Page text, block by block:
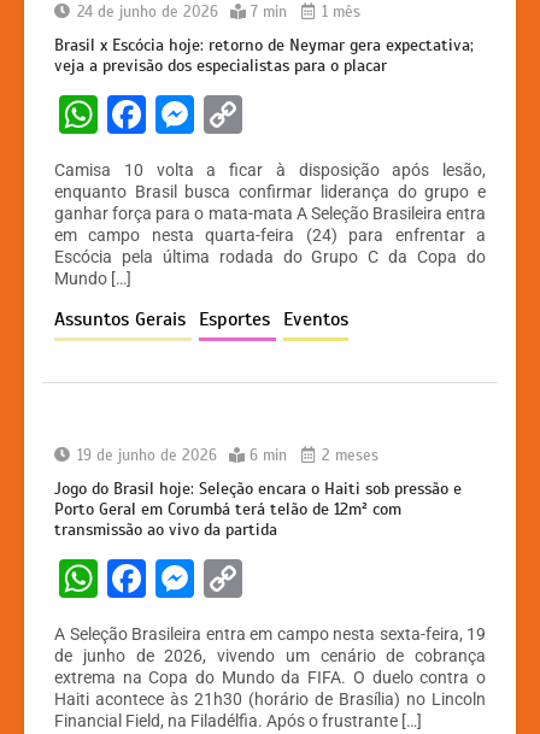
24 de junho de 2026 7 min 1 mês
Brasil x Escócia hoje: retorno de Neymar gera expectativa;
veja a previsão dos especialistas para o placar
W
at
s
A
p
p
F
c
e
b
o
o
k
M
s
s
e
n
g
er
p
y
Li
n
k
Camisa 10 volta a ficar à disposição após lesão,
enquanto Brasil busca confirmar liderança do grupo e
ganhar força para o mata-mata A Seleção Brasileira entra
em campo nesta quarta-feira (24) para enfrentar a
Escócia pela última rodada do Grupo C da Copa do
Mundo […]
Assuntos Gerais Esportes Eventos
19 de junho de 2026 6 min 2 meses
Jogo do Brasil hoje: Seleção encara o Haiti sob pressão e
Porto Geral em Corumbá terá telão de 12m² com
transmissão ao vivo da partida
W
h
at
s
F
c
e
M
s
s
p
y
A Seleção Brasileira entra em campo nesta sexta-feira, 19
de junho de 2026, vivendo um cenário de cobrança
extrema na Copa do Mundo da FIFA. O duelo contra o
Haiti acontece às 21h30 (horário de Brasília) no Lincoln
Financial Field, na Filadélfia. Após o frustrante […]